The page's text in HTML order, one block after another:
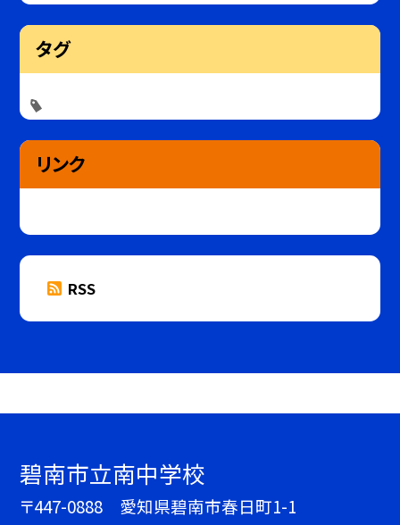
タグ
リンク
RSS
碧南市立南中学校
〒447-0888 愛知県碧南市春日町1-1